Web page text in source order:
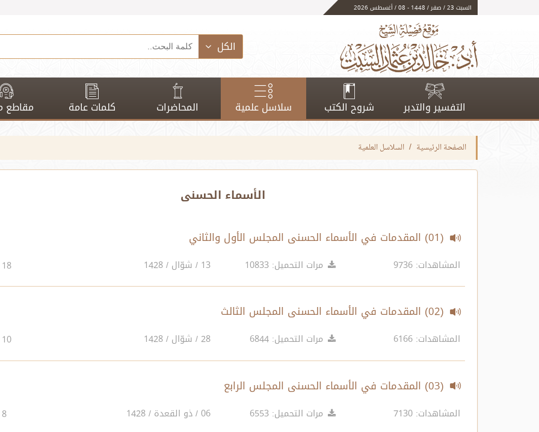
السبت 23 / صفر / 1448 - 08 / أغسطس 2026
الكل
التفسير والتدبر شروح الكتب سلاسل علمية المحاضرات كلمات عامة مقاطع
الصفحة الرئيسية السلاسل العلمية
الأسماء الحسنى
(01) المقدمات في الأسماء الحسنى المجلس الأول والثاني
المشاهدات: 9736 مرات التحميل: 10833 13 / شوّال / 1428 18
(02) المقدمات في الأسماء الحسنى المجلس الثالث
المشاهدات: 6166 مرات التحميل: 6844 28 / شوّال / 1428 10
(03) المقدمات في الأسماء الحسنى المجلس الرابع
المشاهدات: 7130 مرات التحميل: 6553 06 / ذو القعدة / 1428 8